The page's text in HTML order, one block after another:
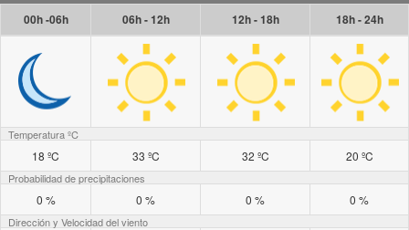
00h -06h 06h - 12h 12h - 18h 18h - 24h
Temperatura ºC
18 ºC 33 ºC 32 ºC 20 ºC
Probabilidad de precipitaciones
0 % 0 % 0 % 0 %
Dirección y Velocidad del viento